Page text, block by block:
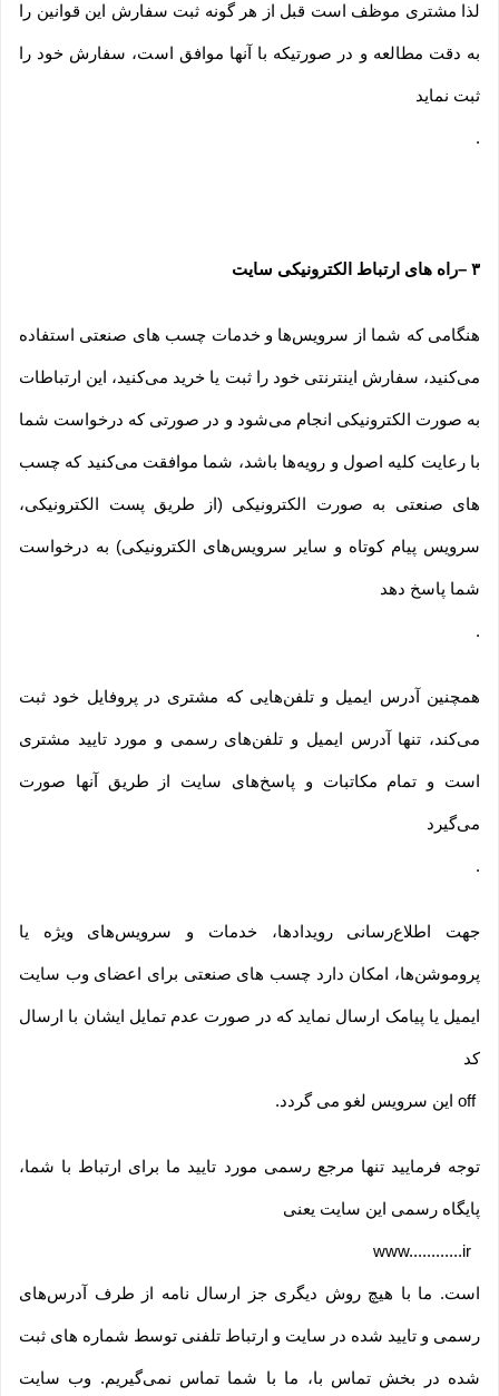
لذا مشتری موظف است قبل از هر گونه ثبت سفارش این قوانین را
به دقت مطالعه و در صورتیکه با آنها موافق است، سفارش خود را
ثبت نماید
.
۳ –راه های ارتباط الکترونیکی سایت
هنگامی که شما از سرویس‌‏ها و خدمات چسب های صنعتی استفاده
می‏‌کنید، سفارش اینترنتی خود را ثبت یا خرید می‏‌کنید، این ارتباطات
به صورت الکترونیکی انجام می‏‌شود و در صورتی که درخواست شما
با رعایت کلیه اصول و رویه‏‌ها باشد، شما موافقت می‌‏کنید که چسب
های صنعتی به صورت الکترونیکی (از طریق پست الکترونیکی،
سرویس پیام کوتاه و سایر سرویس‌های الکترونیکی) به درخواست
شما پاسخ دهد
.
همچنین آدرس ایمیل و تلفن‌هایی که مشتری در پروفایل خود ثبت
می‌کند، تنها آدرس ایمیل و تلفن‌های رسمی و مورد تایید مشتری
است و تمام مکاتبات و پاسخ‌های سایت از طریق آنها صورت
می‌گیرد
.
جهت اطلاع‌رسانی رویدادها، خدمات و سرویس‌های ویژه یا
پروموشن‌ها، امکان دارد چسب های صنعتی برای اعضای وب سایت
ایمیل یا پیامک ارسال نماید که در صورت عدم تمایل ایشان با ارسال
کد
off این سرویس لغو می گردد.
توجه فرمایید تنها مرجع رسمی مورد تایید ما برای ارتباط با شما،
پایگاه رسمی این سایت یعنی
www............ir
است. ما با هیچ روش دیگری جز ارسال نامه از طرف آدرس‏‌های
رسمی و تایید شده در سایت و ارتباط تلفنی توسط شماره های ثبت
شده در بخش تماس با، ما با شما تماس نمی‌‏گیریم. وب سایت